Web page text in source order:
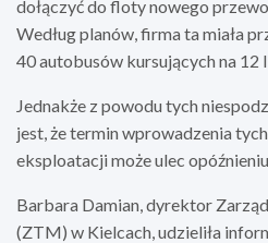
dołączyć do floty nowego
Według planów, firma ta miała
40 autobusów kursujących na 12
Jednakże z powodu tych
jest, że termin wprowadzenia
eksploatacji może ulec opóźnieniu.
Barbara Damian, dyrektor
(ZTM) w Kielcach, udzieliła